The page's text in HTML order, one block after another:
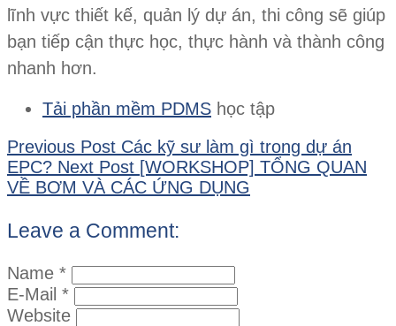
lĩnh vực thiết kế, quản lý dự án, thi công sẽ giúp
bạn tiếp cận thực học, thực hành và thành công
nhanh hơn.
Tải phần mềm PDMS học tập
Previous Post Các kỹ sư làm gì trong dự án
EPC? Next Post [WORKSHOP] TỔNG QUAN
VỀ BƠM VÀ CÁC ỨNG DỤNG
Leave a Comment:
Name *
E-Mail *
Website